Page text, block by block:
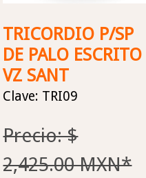
TRICORDIO P/SP
DE PALO ESCRITO
VZ SANT
Clave: TRI09
Precio: $
2,425.00 MXN*